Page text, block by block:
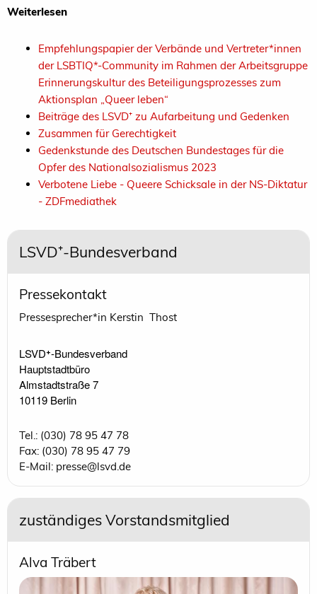
Weiterlesen
Empfehlungspapier der Verbände und Vertreter*innen
der LSBTIQ*-Community im Rahmen der Arbeitsgruppe
Erinnerungskultur des Beteiligungsprozesses zum
Aktionsplan „Queer leben“
Beiträge des LSVD⁺ zu Aufarbeitung und Gedenken
Zusammen für Gerechtigkeit
Gedenkstunde des Deutschen Bundestages für die
Opfer des Nationalsozialismus 2023
Verbotene Liebe - Queere Schicksale in der NS-Diktatur
- ZDFmediathek
LSVD⁺-Bundesverband
Pressekontakt
Pressesprecher*in Kerstin Thost
LSVD⁺-Bundesverband
Hauptstadtbüro
Almstadtstraße 7
10119 Berlin
Tel.: (030) 78 95 47 78
Fax: (030) 78 95 47 79
E-Mail: presse@lsvd.de
zuständiges Vorstandsmitglied
Alva Träbert